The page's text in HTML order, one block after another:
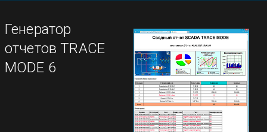
Генератор
отчетов TRACE
MODE 6